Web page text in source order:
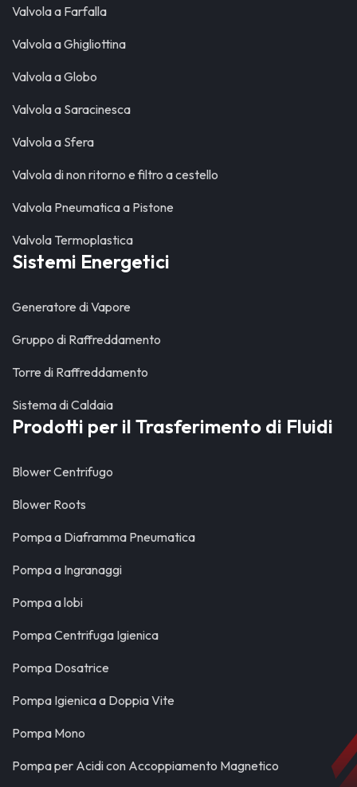
Valvola a Farfalla
Valvola a Ghigliottina
Valvola a Globo
Valvola a Saracinesca
Valvola a Sfera
Valvola di non ritorno e filtro a cestello
Valvola Pneumatica a Pistone
Valvola Termoplastica
Sistemi Energetici
Generatore di Vapore
Gruppo di Raffreddamento
Torre di Raffreddamento
Sistema di Caldaia
Prodotti per il Trasferimento di Fluidi
Blower Centrifugo
Blower Roots
Pompa a Diaframma Pneumatica
Pompa a Ingranaggi
Pompa a lobi
Pompa Centrifuga Igienica
Pompa Dosatrice
Pompa Igienica a Doppia Vite
Pompa Mono
Pompa per Acidi con Accoppiamento Magnetico